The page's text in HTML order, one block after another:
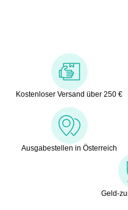
Kostenloser Versand über 250 €
Ausgabestellen in Österreich
Geld-